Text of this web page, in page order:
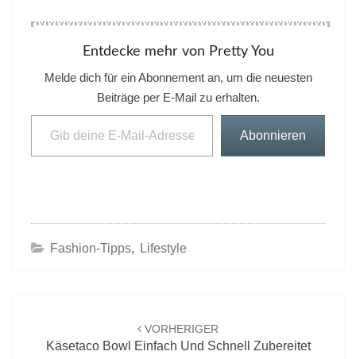
Entdecke mehr von Pretty You
Melde dich für ein Abonnement an, um die neuesten
Beiträge per E-Mail zu erhalten.
Gib deine E-Mail-Adresse ein ...
Abonnieren
Fashion-Tipps, Lifestyle
VORHERIGER
Käsetaco Bowl Einfach Und Schnell Zubereitet